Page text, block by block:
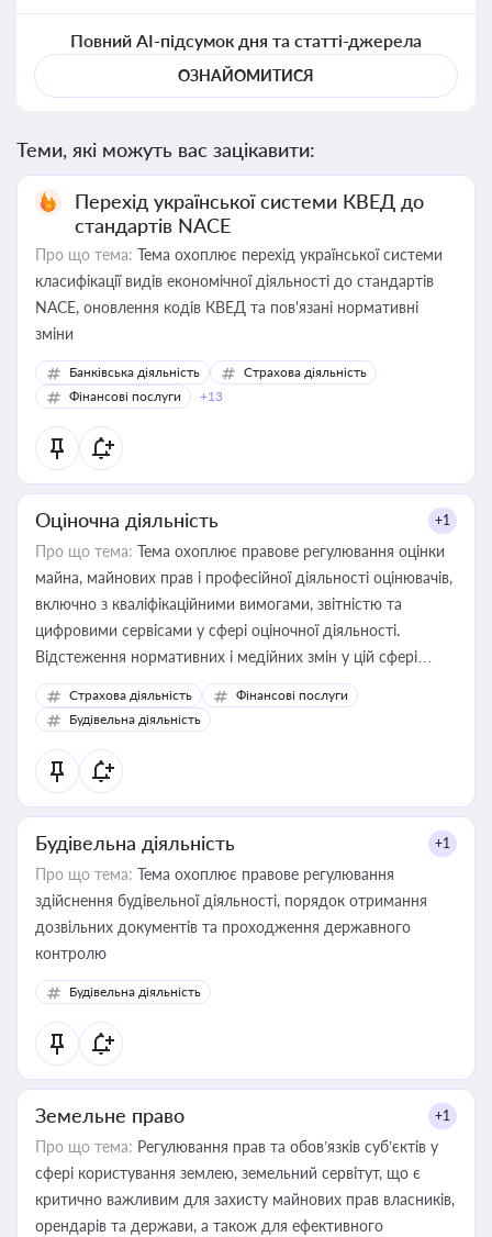
Повний AI-підсумок дня та статті-джерела
ОЗНАЙОМИТИСЯ
Теми, які можуть вас зацікавити:
Перехід української системи КВЕД до
стандартів NACE
Про що тема: Тема охоплює перехід української системи
класифікації видів економічної діяльності до стандартів
NACE, оновлення кодів КВЕД та пов'язані нормативні
зміни
Банківська діяльність
Страхова діяльність
Фінансові послуги
+13
Оціночна діяльність +1
Про що тема: Тема охоплює правове регулювання оцінки
майна, майнових прав і професійної діяльності оцінювачів,
включно з кваліфікаційними вимогами, звітністю та
цифровими сервісами у сфері оціночної діяльності.
Відстеження нормативних і медійних змін у цій сфері
корисне для власника бізнесу, керівника, юриста або
бухгалтера під час оподаткування, приватизації, оренди
державного майна, корпоративних угод і перевірки
статусу суб'єктів оціночної діяльності
Страхова діяльність
Фінансові послуги
Будівельна діяльність
Будівельна діяльність +1
Про що тема: Тема охоплює правове регулювання
здійснення будівельної діяльності, порядок отримання
дозвільних документів та проходження державного
контролю
Будівельна діяльність
Земельне право +1
Про що тема: Регулювання прав та обов’язків суб’єктів у
сфері користування землею, земельний сервітут, що є
критично важливим для захисту майнових прав власників,
орендарів та держави, а також для ефективного